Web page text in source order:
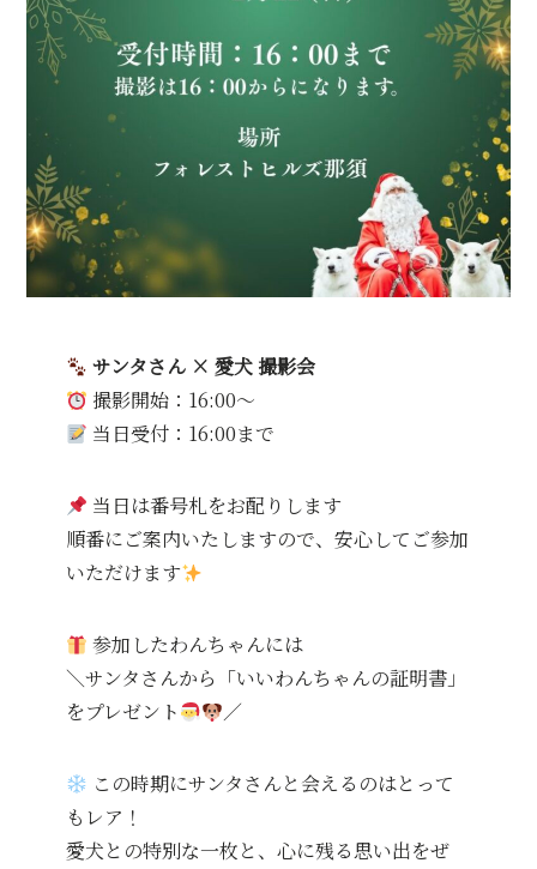
サンタさん × 愛犬 撮影会
撮影開始：16:00〜
当日受付：16:00まで
当日は番号札をお配りします
順番にご案内いたしますので、安心してご参加
いただけます
参加したわんちゃんには
＼サンタさんから「いいわんちゃんの証明書」
をプレゼント
／
この時期にサンタさんと会えるのはとって
もレア！
愛犬との特別な一枚と、心に残る思い出をぜ